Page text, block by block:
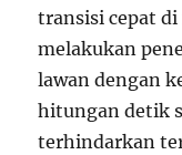
transisi cepat di
melakukan
lawan dengan
hitungan detik
terhindarkan